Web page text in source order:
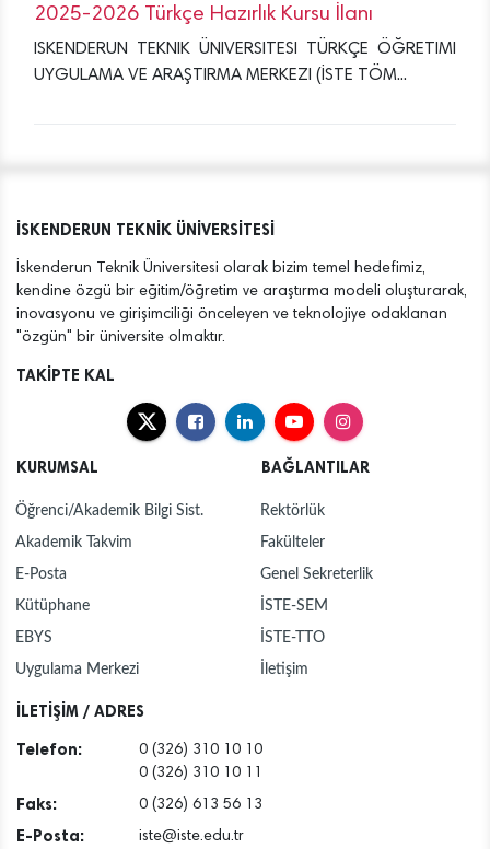
2025-2026 Türkçe Hazırlık Kursu İlanı
ISKENDERUN TEKNIK ÜNIVERSITESI TÜRKÇE ÖĞRETIMI
UYGULAMA VE ARAŞTIRMA MERKEZI (İSTE TÖM...
İSKENDERUN TEKNİK ÜNİVERSİTESİ
İskenderun Teknik Üniversitesi olarak bizim temel hedefimiz,
kendine özgü bir eğitim/öğretim ve araştırma modeli oluşturarak,
inovasyonu ve girişimciliği önceleyen ve teknolojiye odaklanan
"özgün" bir üniversite olmaktır.
TAKİPTE KAL
KURUMSAL
Öğrenci/Akademik Bilgi Sist.
Akademik Takvim
E-Posta
Kütüphane
EBYS
Uygulama Merkezi
BAĞLANTILAR
Rektörlük
Fakülteler
Genel Sekreterlik
İSTE-SEM
İSTE-TTO
İletişim
İLETİŞİM / ADRES
Telefon:
0 (326) 310 10 10
0 (326) 310 10 11
Faks: 0 (326) 613 56 13
E-Posta: iste@iste.edu.tr